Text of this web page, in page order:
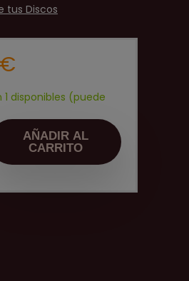
tus Discos
€
1 disponibles (puede
AÑADIR AL
CARRITO